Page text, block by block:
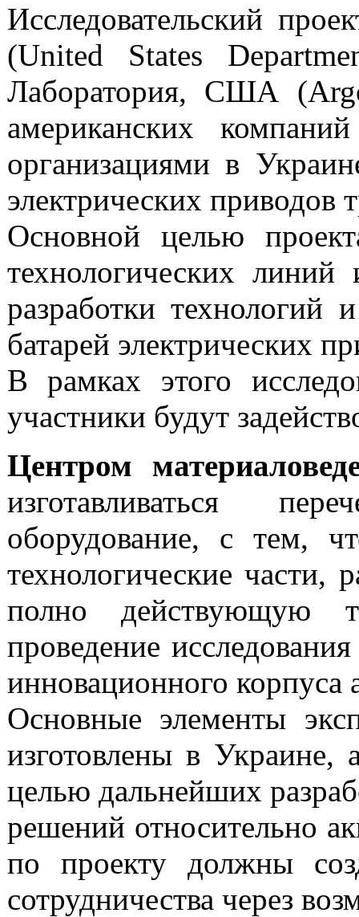
Исследовательский
(United States
Лаборатория, США
американских
организациями в
электрических приводов
Основной целью
технологических линий
разработки технологий
батарей электрических
В рамках этого
участники будут
Центром
изготавливаться
оборудование, с тем,
технологические части,
полно действующую
проведение
инновационного корпуса
Основные элементы
изготовлены в Украине,
целью дальнейших
решений относительно
по проекту должны
сотрудничества через